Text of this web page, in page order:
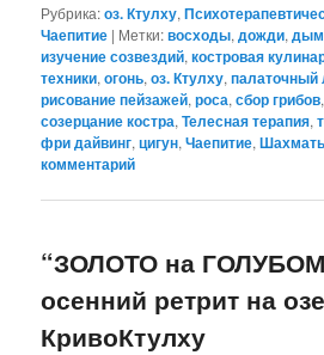
Рубрика:оз. Ктулху,
Чаепитие | Метки:восходы,дожди,дым
изучение созвездий,костровая
техники,огонь,оз. Ктулху,палаточный
рисование пейзажей,роса,сбор грибов
созерцание костра,Телесная терапия,
фри дайвинг,цигун,Чаепитие,
комментарий
“ЗОЛОТО на
осенний ретрит на
КривоКтулху